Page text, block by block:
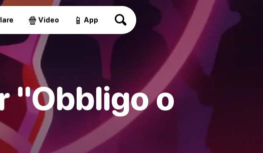
🍿 Video 📱 App
"Obbligo o